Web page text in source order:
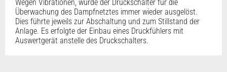
Wegen Vibrationen, wurde der Druckschalter für die
Überwachung des Dampfnetztes immer wieder ausgelöst.
Dies führte jeweils zur Abschaltung und zum Stillstand der
Anlage. Es erfolgte der Einbau eines Druckfühlers mit
Auswertgerät anstelle des Druckschalters.